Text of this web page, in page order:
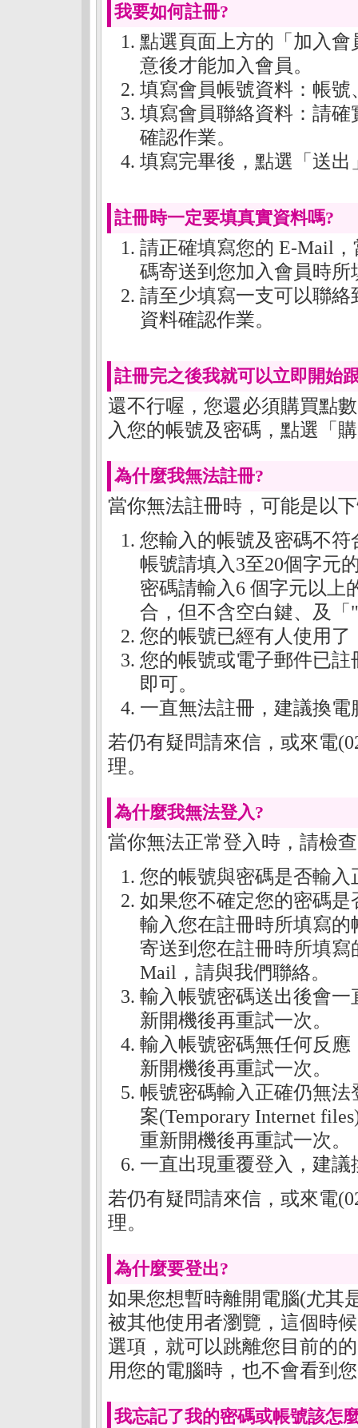
我要如何註冊?
點選頁面上方的「加入
意後才能加入會員。
填寫會員帳號資料：帳
填寫會員聯絡資料：請
確認作業。
填寫完畢後，點選「送
註冊時一定要填真實資料嗎?
請正確填寫您的 E-Mail
碼寄送到您加入會員時所
請至少填寫一支可以聯
資料確認作業。
註冊完之後我就可以立即開始
還不行喔，您還必須購買點
入您的帳號及密碼，點選「
為什麼我無法註冊?
當你無法註冊時，可能是以
您輸入的帳號及密碼不符
帳號請填入3至20個字元
密碼請輸入6 個字元以上
合，但不含空白鍵、及「
您的帳號已經有人使用
您的帳號或電子郵件已
即可。
一直無法註冊，建議換
若仍有疑問請來信，或來電
理。
為什麼我無法登入?
當你無法正常登入時，請檢
您的帳號與密碼是否輸入
如果您不確定您的密碼
輸入您在註冊時所填寫
寄送到您在註冊時所填
Mail，請與我們聯絡。
輸入帳號密碼送出後會
新開機後再重試一次。
輸入帳號密碼無任何反
新開機後再重試一次。
帳號密碼輸入正確仍無
案(Temporary Internet
重新開機後再重試一次。
一直出現重覆登入，建
若仍有疑問請來信，或來電
理。
為什麼要登出?
如果您想暫時離開電腦(尤其
被其他使用者瀏覽，這個時
選項，就可以跳離您目前的
用您的電腦時，也不會看到
我忘記了我的密碼或帳號該怎